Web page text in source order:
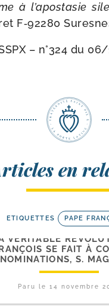
à l’apostasie
F‑92280
– n°324 du 06/​
en
ETIQUETTES PAPE
VÉRITABLE
SE FAIT À
NOMINATIONS, S.
Paru le14 novembre